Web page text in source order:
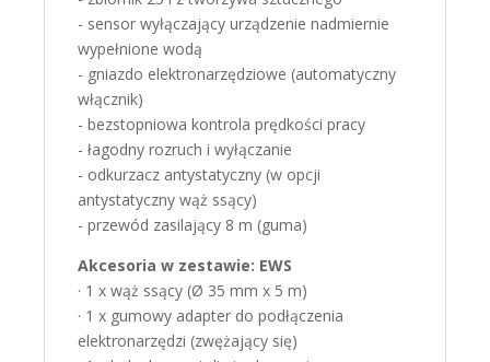
- sensor wyłączający urządzenie nadmiernie
wypełnione wodą
- gniazdo elektronarzędziowe (automatyczny
włącznik)
- bezstopniowa kontrola prędkości pracy
- łagodny rozruch i wyłączanie
- odkurzacz antystatyczny (w opcji
antystatyczny wąż ssący)
- przewód zasilający 8 m (guma)
Akcesoria w zestawie: EWS
· 1 x wąż ssący (Ø 35 mm x 5 m)
· 1 x gumowy adapter do podłączenia
elektronarzędzi (zwężający się)